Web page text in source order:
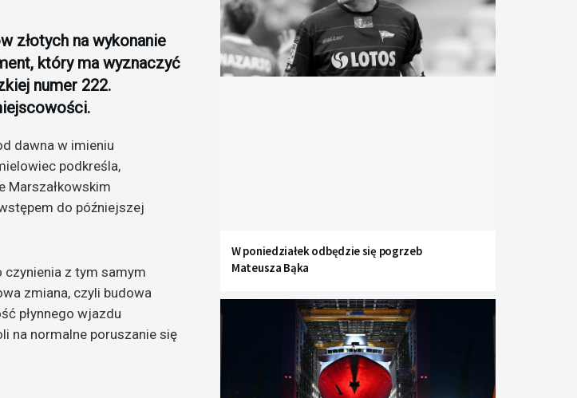
złotych na wykonanie
który ma wyznaczyć
numer 222.
dawna w imieniu
podkreśla,
Marszałkowskim
do późniejszej
czynienia z tym samym
zmiana, czyli budowa
płynnego wjazdu
na normalne poruszanie się
W poniedziałek odbędzie się pogrzeb
Mateusza Bąka